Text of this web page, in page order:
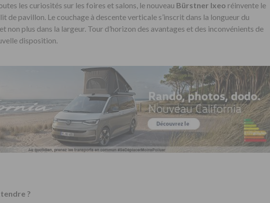
les curiosités sur les foires et salons, le nouveau Bürstner Ixeo réinvente le
de pavillon. Le couchage à descente verticale s’inscrit dans la longueur du
non plus dans la largeur. Tour d’horizon des avantages et des inconvénients de
disposition.
?